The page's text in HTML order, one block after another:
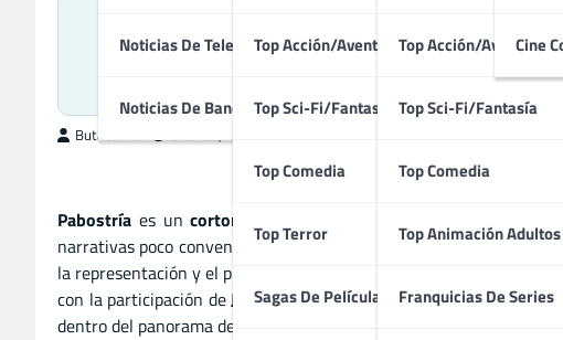
Noticias De Televisión
Noticias De Bandas Sonoras
Top Acción/Aventura
Top Sci-Fi/Fantasía
Top Comedia
Top Terror
Sagas De Películas
Top Acción/Aventura
Top Sci-Fi/Fantasía
Top Comedia
Top Animación Adultos
Franquicias De Series
Cine
Un Cortometraje Español
ButacaMax
Pabostría es uncortometraje español de 1981
narrativas poco convencionales y una puesta en escena marcada
la representación y el propio acto de filmar se convierten en parte
con la participación deJesús Ferrer,Carlos PomarónyJuanjo
dentro del panorama del cine independiente español de comienzos